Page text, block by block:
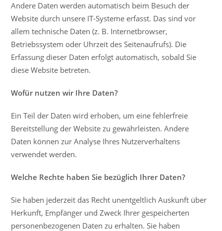
Andere Daten werden automatisch beim Besuch der
Website durch unsere IT-Systeme erfasst. Das sind vor
allem technische Daten (z. B. Internetbrowser,
Betriebssystem oder Uhrzeit des Seitenaufrufs). Die
Erfassung dieser Daten erfolgt automatisch, sobald Sie
diese Website betreten.
Wofür nutzen wir Ihre Daten?
Ein Teil der Daten wird erhoben, um eine fehlerfreie
Bereitstellung der Website zu gewährleisten. Andere
Daten können zur Analyse Ihres Nutzerverhaltens
verwendet werden.
Welche Rechte haben Sie bezüglich Ihrer Daten?
Sie haben jederzeit das Recht unentgeltlich Auskunft über
Herkunft, Empfänger und Zweck Ihrer gespeicherten
personenbezogenen Daten zu erhalten. Sie haben